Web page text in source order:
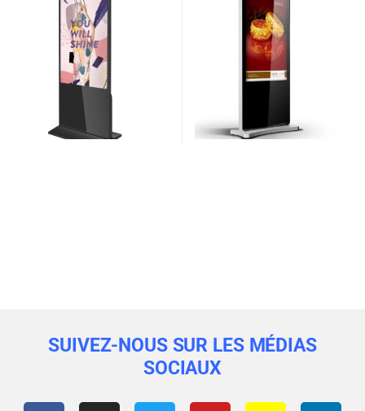
SUIVEZ-NOUS SUR LES MÉDIAS
SOCIAUX